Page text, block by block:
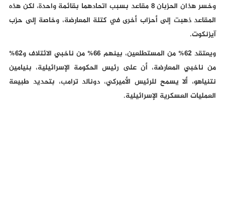
وخسر هذان الحزبان 8 مقاعد بسبب اتحادهما بقائمة واحدة، لكن هذه
المقاعد ذهبت إلى أحزاب أخرى في كتلة المعارضة، وخاصة إلى حزب
آيزنكوت.
ويعتقد 62% من المستطلعين، بينهم 66% من ناخبي الائتلاف و62%
من ناخبي المعارضة، أن على رئيس الحكومة الإسرائيلية، بنيامين
نتنياهو، ألا يسمح للرئيس الأميركي، دونالد ترامب، بتحديد طبيعة
العمليات العسكرية الإسرائيلية.